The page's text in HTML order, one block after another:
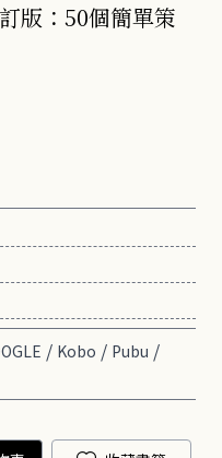
版：50個簡單策
/ Kobo / Pubu /